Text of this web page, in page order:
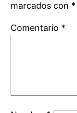
marcados con *
Comentario *